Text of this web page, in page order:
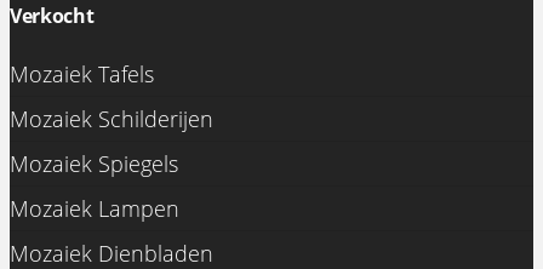
Verkocht
Mozaiek Tafels
Mozaiek Schilderijen
Mozaiek Spiegels
Mozaiek Lampen
Mozaiek Dienbladen